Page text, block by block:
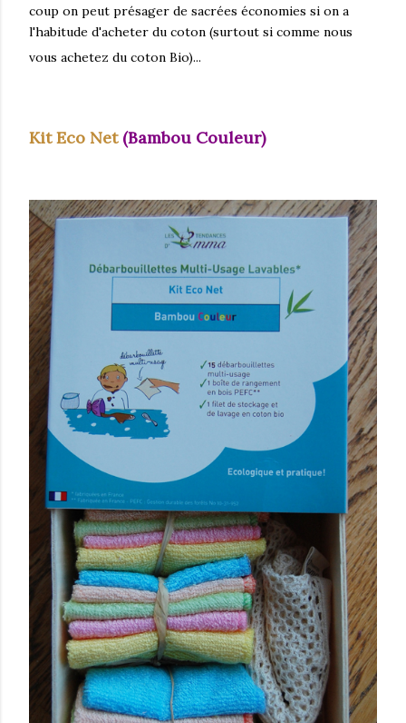
coup on peut présager de sacrées économies si on a
l'habitude d'acheter du coton (surtout si comme nous
vous achetez du coton Bio)...
Kit Eco Net(Bambou Couleur)